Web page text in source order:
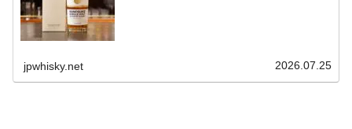
jpwhisky.net 2026.07.25